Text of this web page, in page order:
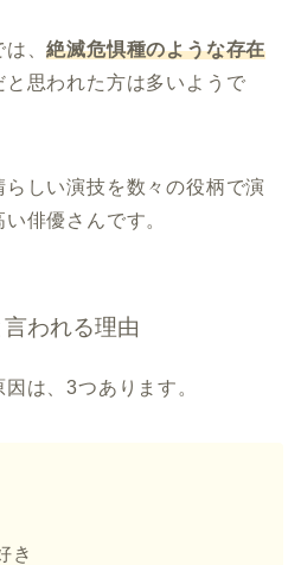
は、絶滅危惧種のような存在
思われた方は多いようで
しい演技を数々の役柄で演
俳優さんです。
われる理由
は、3つあります。
き